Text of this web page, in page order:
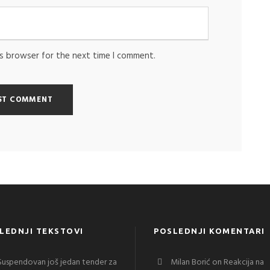
browser for the next time I comment.
TEKSTOVI
još jedan tender za
POSLEDNJI KOMENTARI
Milan Borić on Reakcija na